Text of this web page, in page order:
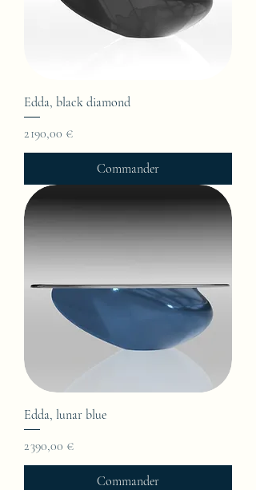
Edda, black diamond
Prix
2 190,00 €
Commander
Edda, lunar blue
Prix
2 390,00 €
Commander